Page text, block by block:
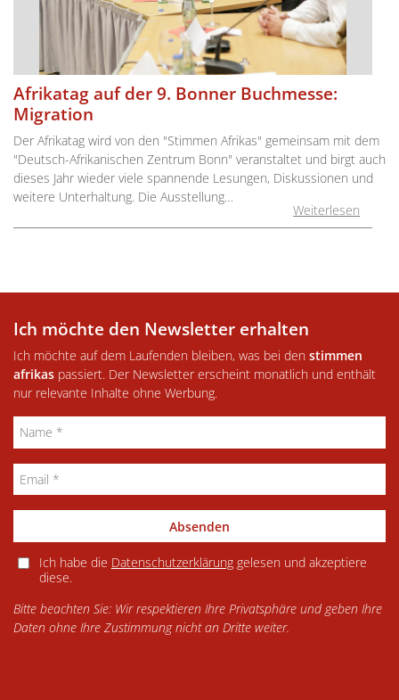
Afrikatag auf der 9. Bonner Buchmesse:
Migration
Der Afrikatag wird von den "Stimmen Afrikas" gemeinsam mit dem
"Deutsch-Afrikanischen Zentrum Bonn" veranstaltet und birgt auch
dieses Jahr wieder viele spannende Lesungen, Diskussionen und
weitere Unterhaltung. Die Ausstellung…
Weiterlesen
Ich möchte den Newsletter erhalten
Ich möchte auf dem Laufenden bleiben, was bei den stimmen
afrikas passiert. Der Newsletter erscheint monatlich und enthält
nur relevante Inhalte ohne Werbung.
Absenden
Ich habe die Datenschutzerklärunggelesen und akzeptiere
diese.
Bitte beachten Sie: Wir respektieren Ihre Privatsphäre und geben Ihre
Daten ohne Ihre Zustimmung nicht an Dritte weiter.